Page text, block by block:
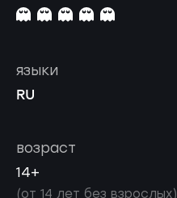
языки
RU
возраст
14+
(от 14 лет без взрослых)